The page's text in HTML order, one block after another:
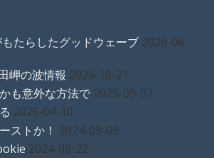
たらしたグッドウェーブ 2026-06-
岬の波情報 2025-10-21
も意外な方法で 2025-09-07
2025-04-10
ストか！ 2024-09-09
2024-08-22